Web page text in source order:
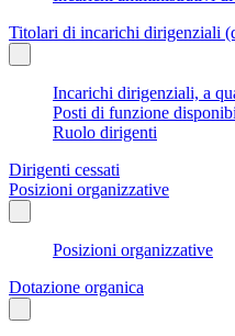
Titolari di incarichi dirigenziali
Incarichi dirigenziali, a
Posti di funzione
Ruolo dirigenti
Dirigenti cessati
Posizioni organizzative
Posizioni organizzative
Dotazione organica